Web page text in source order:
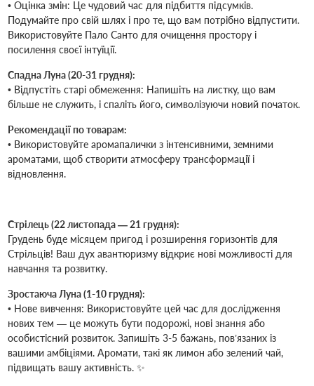
• Оцінка змін: Це чудовий час для підбиття підсумків.
Подумайте про свій шлях і про те, що вам потрібно відпустити.
Використовуйте Пало Санто для очищення простору і
посилення своєї інтуїції.
Спадна Луна (20-31 грудня):
• Відпустіть старі обмеження: Напишіть на листку, що вам
більше не служить, і спаліть його, символізуючи новий початок.
Рекомендації по товарам:
• Використовуйте аромапалички з інтенсивними, земними
ароматами, щоб створити атмосферу трансформації і
відновлення.
Стрілець (22 листопада — 21 грудня):
Грудень буде місяцем пригод і розширення горизонтів для
Стрільців! Ваш дух авантюризму відкриє нові можливості для
навчання та розвитку.
Зростаюча Луна (1-10 грудня):
• Нове вивчення: Використовуйте цей час для дослідження
нових тем — це можуть бути подорожі, нові знання або
особистісний розвиток. Запишіть 3-5 бажань, пов’язаних із
вашими амбіціями. Аромати, такі як лимон або зелений чай,
підвищать вашу активність. ✨